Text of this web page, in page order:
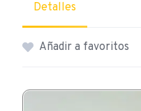
Detalles
Añadir a favoritos